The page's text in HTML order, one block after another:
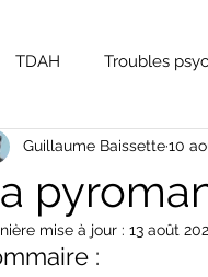
TDAH Troubles
Guillaume Baissette10
mise à jour : 13 août
: